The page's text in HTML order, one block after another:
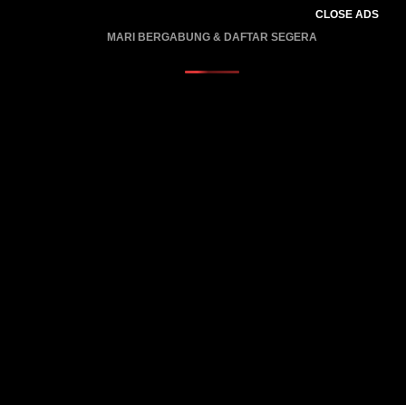
CLOSE ADS
MARI BERGABUNG & DAFTAR SEGERA